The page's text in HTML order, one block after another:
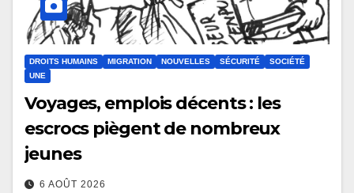
DROITS HUMAINS MIGRATION NOUVELLES SÉCURITÉ
SOCIÉTÉ
UNE
Voyages, emplois décents : les
escrocs piègent de nombreux
jeunes
6 AOÛT 2026